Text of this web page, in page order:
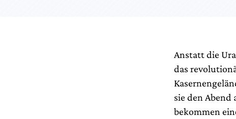
Anstatt die
das
sie den
bekommen